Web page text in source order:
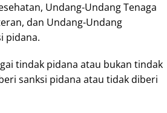
Undang-Undang Tenaga
dan Undang-Undang
pidana.
tindak pidana atau bukan tindak
sanksi pidana atau tidak diberi